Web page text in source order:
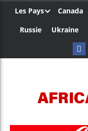
Les Pays Canada
Russie
Ukraine